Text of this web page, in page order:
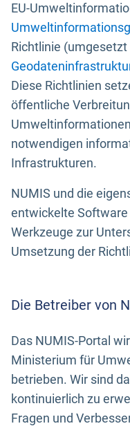
EU-
Richtlinie (umgesetzt
Diese Richtlinien
öffentliche
notwendigen
Infrastrukturen.
NUMIS und die
entwickelte Software
Werkzeuge zur
Umsetzung der
Die Betreiber von
Das NUMIS-Portal
Ministerium für
betrieben. Wir sind
kontinuierlich zu
Fragen und